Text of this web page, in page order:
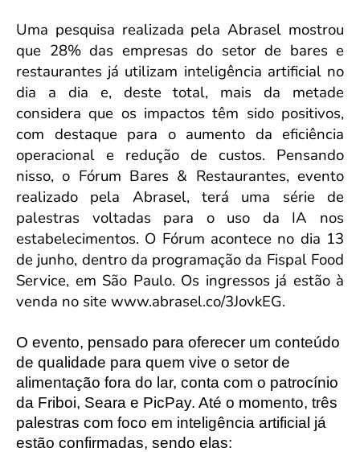
Uma pesquisa realizada pela Abrasel mostrou
que 28% das empresas do setor de bares e
restaurantes já utilizam inteligência artificial no
dia a dia e, deste total, mais da metade
considera que os impactos têm sido positivos,
com destaque para o aumento da eficiência
operacional e redução de custos. Pensando
nisso, o Fórum Bares & Restaurantes, evento
realizado pela Abrasel, terá uma série de
palestras voltadas para o uso da IA nos
estabelecimentos. O Fórum acontece no dia 13
de junho, dentro da programação da Fispal Food
Service, em São Paulo. Os ingressos já estão à
venda no site www.abrasel.co/3JovkEG.
O evento, pensado para oferecer um conteúdo
de qualidade para quem vive o setor de
alimentação fora do lar, conta com o patrocínio
da Friboi, Seara e PicPay. Até o momento, três
palestras com foco em inteligência artificial já
estão confirmadas, sendo elas: